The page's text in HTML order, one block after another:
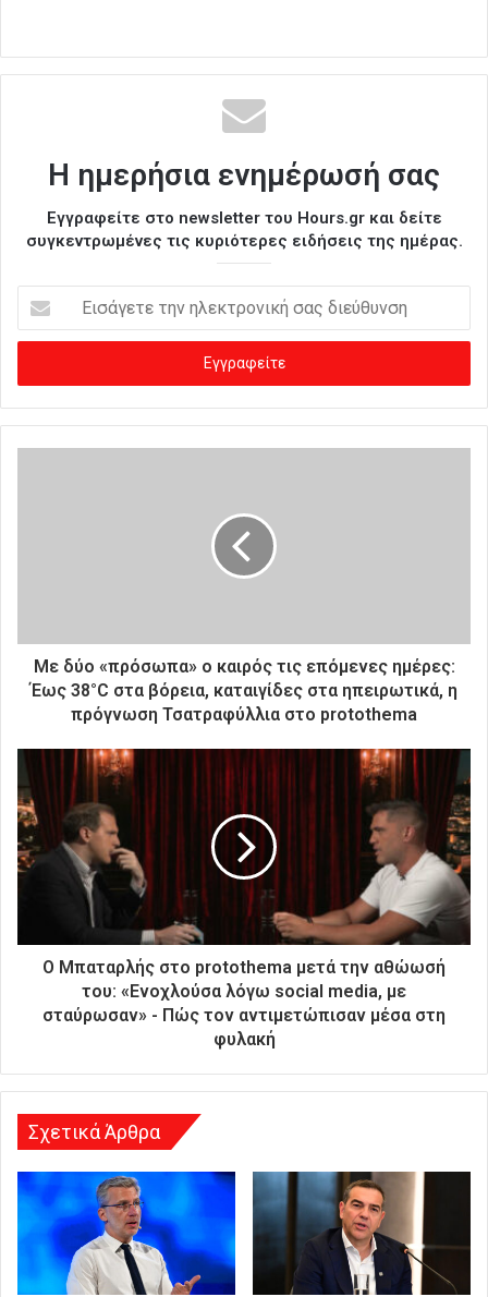
Η ημερήσια ενημέρωσή σας
Εγγραφείτε στο newsletter του Hours.gr και δείτε
συγκεντρωμένες τις κυριότερες ειδήσεις της ημέρας.
σ
γ
ε
τ
σ
α
ς
δ
Με δύο «πρόσωπα» ο καιρός τις επόμενες ημέρες:
Έως 38°C στα βόρεια, καταιγίδες στα ηπειρωτικά, η
πρόγνωση Τσατραφύλλια στο protothema
Ο Μπαταρλής στο protothema μετά την αθώωσή
του: «Ενοχλούσα λόγω social media, με
σταύρωσαν» - Πώς τον αντιμετώπισαν μέσα στη
φυλακή
Σχετικά Άρθρα